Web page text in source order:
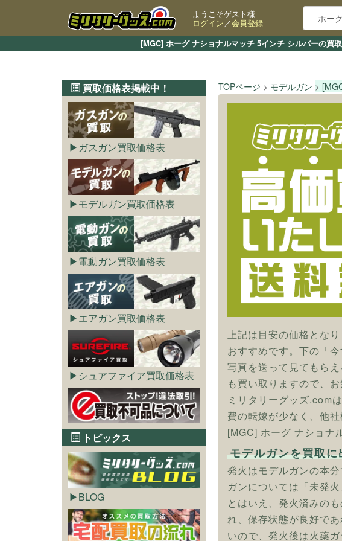
[MGC] ホーグ ナショナルマッチ 5インチ シルバーの買
ようこそゲスト様
ログイン／会員登録
TOPページ モデルガン
上記は目安の価格とな
おすすめです。下の「
写真を送って見てもら
も買い取りますので、
ミリタリーグッズ.com
費の転嫁が少なく、他
[MGC] ホーグ ナショナ
モデルガンを買取
発火はモデルガンの本
ガンについては「未発
とはいえ、発火済みの
れ、保存状態が良好で
いので、発火後は火薬
買取価格表掲載中！
ガスガン買取価格表
モデルガン買取価格表
電動ガン買取価格表
エアガン買取価格表
シュアファイア買取価格表
トピックス
BLOG